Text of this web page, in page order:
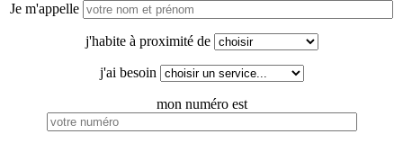
Je m'appelle
j'habite à proximité de
j'ai besoin
mon numéro est